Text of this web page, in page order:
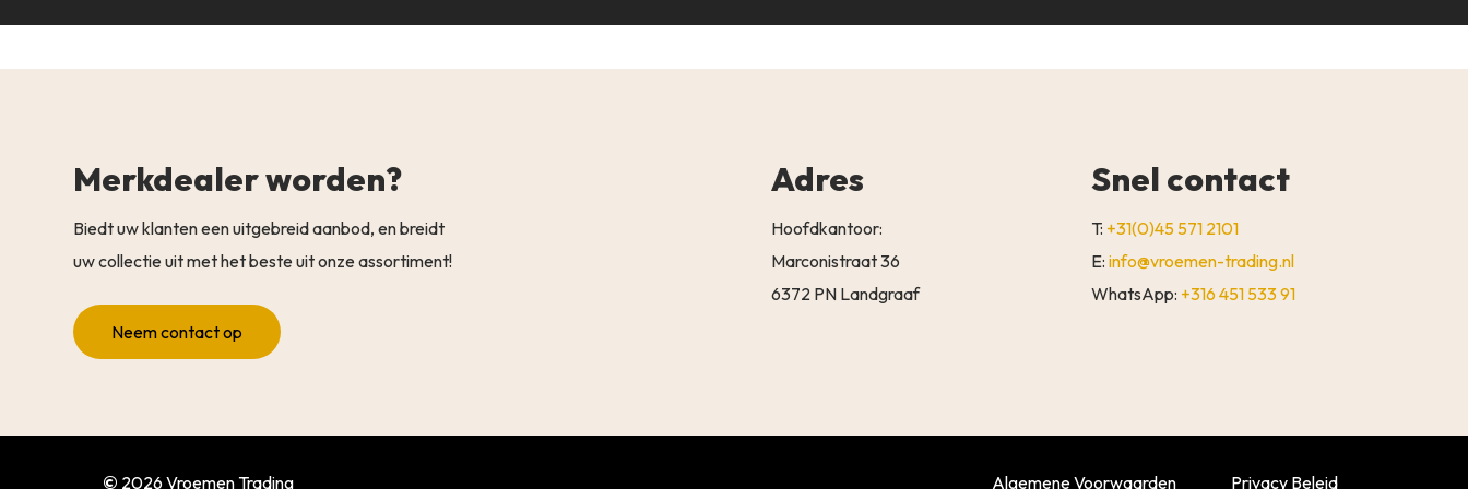
Merkdealer worden?
Biedt uw klanten een uitgebreid aanbod, en breidt
uw collectie uit met het beste uit onze assortiment!
Neem contact op
Adres
Hoofdkantoor:
Marconistraat 36
6372 PN Landgraaf
Snel contact
T: +31(0)45 571 2101
E:info@vroemen-trading.nl
WhatsApp: +316 451 533 91
© 2026Vroemen Trading Algemene Voorwaarden Privacy Beleid